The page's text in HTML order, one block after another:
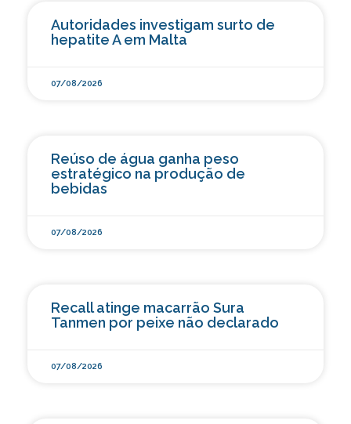
Autoridades investigam surto de
hepatite A em Malta
07/08/2026
Reúso de água ganha peso
estratégico na produção de
bebidas
07/08/2026
Recall atinge macarrão Sura
Tanmen por peixe não declarado
07/08/2026